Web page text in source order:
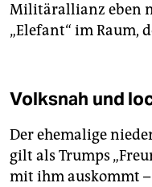
Militärallianz eben
„Elefant“ im Raum,
Volksnah und
Der ehemalige
gilt als Trumps
mit ihm auskommt